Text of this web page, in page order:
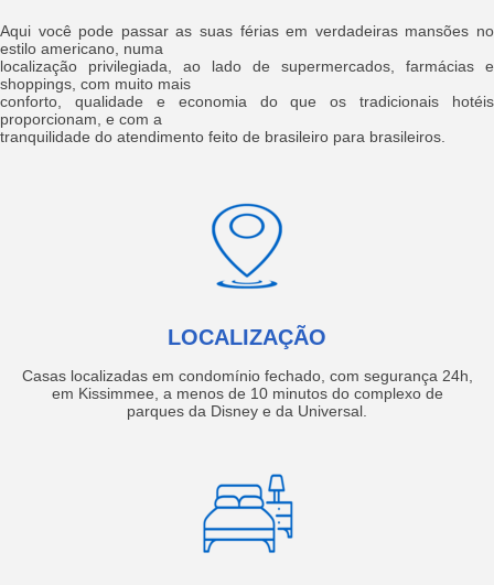
Aqui você pode passar as suas férias em verdadeiras mansões no
estilo americano, numa
localização privilegiada, ao lado de supermercados, farmácias e
shoppings, com muito mais
conforto, qualidade e economia do que os tradicionais hotéis
proporcionam, e com a
tranquilidade do atendimento feito de brasileiro para brasileiros.
LOCALIZAÇÃO
Casas localizadas em condomínio fechado, com segurança 24h,
em Kissimmee, a menos de 10 minutos do complexo de
parques da Disney e da Universal.